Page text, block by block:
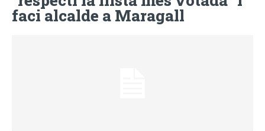
faci alcalde a Maragall